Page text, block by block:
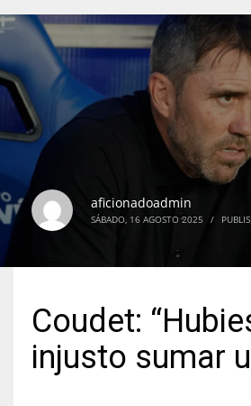
aficionadoadmin
SÁBADO, 16 AGOSTO 2025 /
Coudet:
injusto sumar